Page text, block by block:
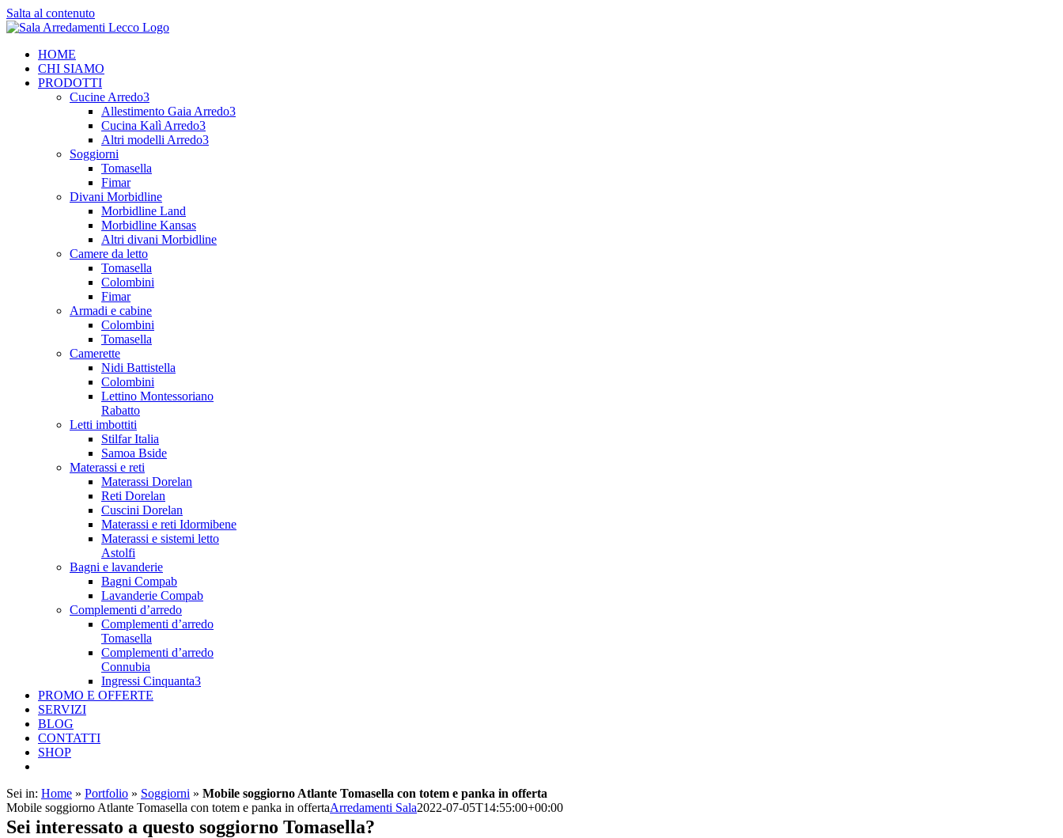
Salta al contenuto
HOME
CHI SIAMO
PRODOTTI
Cucine Arredo3
Allestimento Gaia Arredo3
Cucina Kalì Arredo3
Altri modelli Arredo3
Soggiorni
Tomasella
Fimar
Divani Morbidline
Morbidline Land
Morbidline Kansas
Altri divani Morbidline
Camere da letto
Tomasella
Colombini
Fimar
Armadi e cabine
Colombini
Tomasella
Camerette
Nidi Battistella
Colombini
Lettino Montessoriano
Rabatto
Letti imbottiti
Stilfar Italia
Samoa Bside
Materassi e reti
Materassi Dorelan
Reti Dorelan
Cuscini Dorelan
Materassi e reti Idormibene
Materassi e sistemi letto
Astolfi
Bagni e lavanderie
Bagni Compab
Lavanderie Compab
Complementi d’arredo
Complementi d’arredo
Tomasella
Complementi d’arredo
Connubia
Ingressi Cinquanta3
PROMO E OFFERTE
SERVIZI
BLOG
CONTATTI
SHOP
Sei in: Home » Portfolio » Soggiorni » Mobile soggiorno Atlante Tomasella con totem e panka in offerta
Mobile soggiorno Atlante Tomasella con totem e panka in offertaArredamenti Sala2022-07-05T14:55:00+00:00
Sei interessato a questo soggiorno Tomasella?